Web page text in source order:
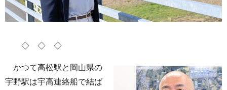
◇ ◇ ◇
かつて高松駅と岡山県の
宇野駅は宇高連絡船で結ば